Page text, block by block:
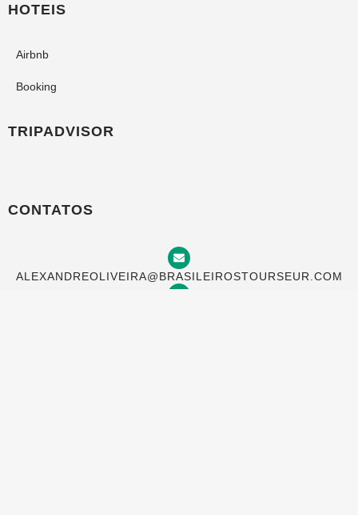
HOTEIS
Airbnb
Booking
TRIPADVISOR
CONTATOS
ALEXANDREOLIVEIRA@BRASILEIROSTOURSEUR.COM